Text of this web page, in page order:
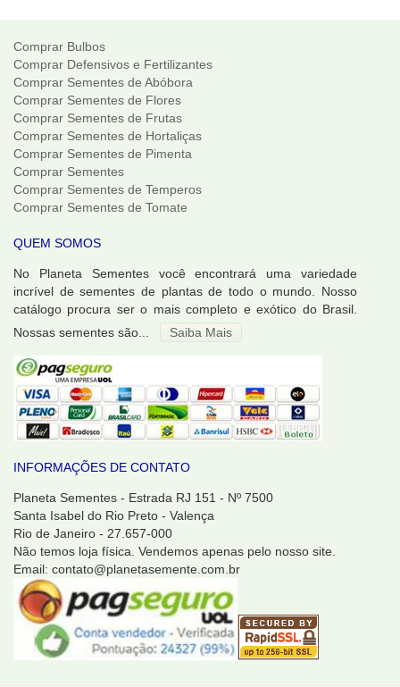
Comprar Bulbos
Comprar Defensivos e Fertilizantes
Comprar Sementes de Abóbora
Comprar Sementes de Flores
Comprar Sementes de Frutas
Comprar Sementes de Hortaliças
Comprar Sementes de Pimenta
Comprar Sementes
Comprar Sementes de Temperos
Comprar Sementes de Tomate
QUEM SOMOS
No Planeta Sementes você encontrará uma variedade
incrível de sementes de plantas de todo o mundo. Nosso
catálogo procura ser o mais completo e exótico do Brasil.
Nossas sementes são...
Saiba Mais
INFORMAÇÕES DE CONTATO
Planeta Sementes - Estrada RJ 151 - Nº 7500
Santa Isabel do Rio Preto - Valença
Rio de Janeiro - 27.657-000
Não temos loja física. Vendemos apenas pelo nosso site.
Email: contato@planetasemente.com.br